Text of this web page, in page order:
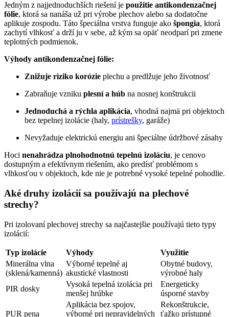
Jedným z najjednoduchších riešení je použitie antikondenzačnej
fólie, ktorá sa nanáša už pri výrobe plechov alebo sa dodatočne
aplikuje zospodu. Táto špeciálna vrstva funguje ako špongia, ktorá
zachytí vlhkosť a drží ju v sebe, až kým sa opäť neodparí pri zmene
teplotných podmienok.
Výhody antikondenzačnej fólie:
Znižuje riziko korózie plechu a predlžuje jeho životnosť
Zabraňuje vzniku plesní a húb na nosnej konštrukcii
Jednoduchá a rýchla aplikácia, vhodná najmä pri objektoch
bez tepelnej izolácie (haly, prístrešky, garáže)
Nevyžaduje elektrickú energiu ani špeciálne údržbové zásahy
Hoci nenahrádza plnohodnotnú tepelnú izoláciu, je cenovo
dostupným a efektívnym riešením, ako predísť problémom s
vlhkosťou v objektoch, kde nie je potrebné vysoké tepelné pohodlie.
Aké druhy izolácií sa používajú na plechové
strechy?
Pri izolovaní plechovej strechy sa najčastejšie používajú tieto typy
izolácií:
Typ izolácie Výhody
Využitie
Minerálna vlna
(sklená/kamenná)
Výborné tepelné aj
akustické vlastnosti
Obytné budovy,
výrobné haly
PIR dosky
Vysoká tepelná izolácia pri
menšej hrúbke
Energeticky
úsporné stavby
PUR pena
Aplikácia bez spojov,
výborné pri nepravidelných
Rekonštrukcie,
ťažko prístupné